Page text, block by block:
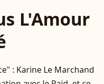
L'Amour
: Karine Le Marchand